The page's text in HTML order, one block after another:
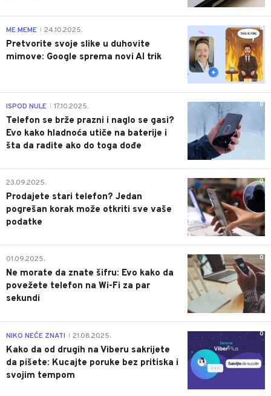
0
ME MEME 24.10.2025.
Pretvorite svoje slike u duhovite
mimove: Google sprema novi AI trik
0
ISPOD NULE 17.10.2025.
Telefon se brže prazni i naglo se gasi?
Evo kako hladnoća utiče na baterije i
šta da radite ako do toga dođe
0
23.09.2025.
Prodajete stari telefon? Jedan
pogrešan korak može otkriti sve vaše
podatke
0
01.09.2025.
Ne morate da znate šifru: Evo kako da
povežete telefon na Wi-Fi za par
sekundi
0
NIKO NEĆE ZNATI 21.08.2025.
Kako da od drugih na Viberu sakrijete
da pišete: Kucajte poruke bez pritiska i
svojim tempom